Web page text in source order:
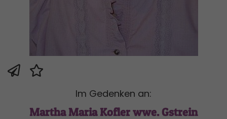
Im Gedenken an:
Martha Maria Kofler wwe. Gstrein